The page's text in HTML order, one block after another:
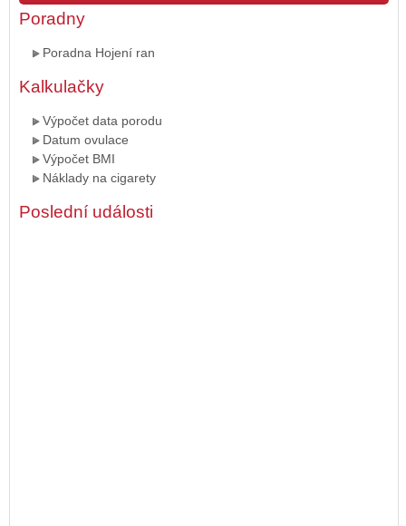
Poradny
Poradna Hojení ran
Kalkulačky
Výpočet data porodu
Datum ovulace
Výpočet BMI
Náklady na cigarety
Poslední události